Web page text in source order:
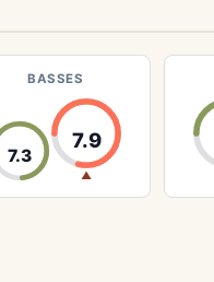
BASSES
7.3
7.9
▲